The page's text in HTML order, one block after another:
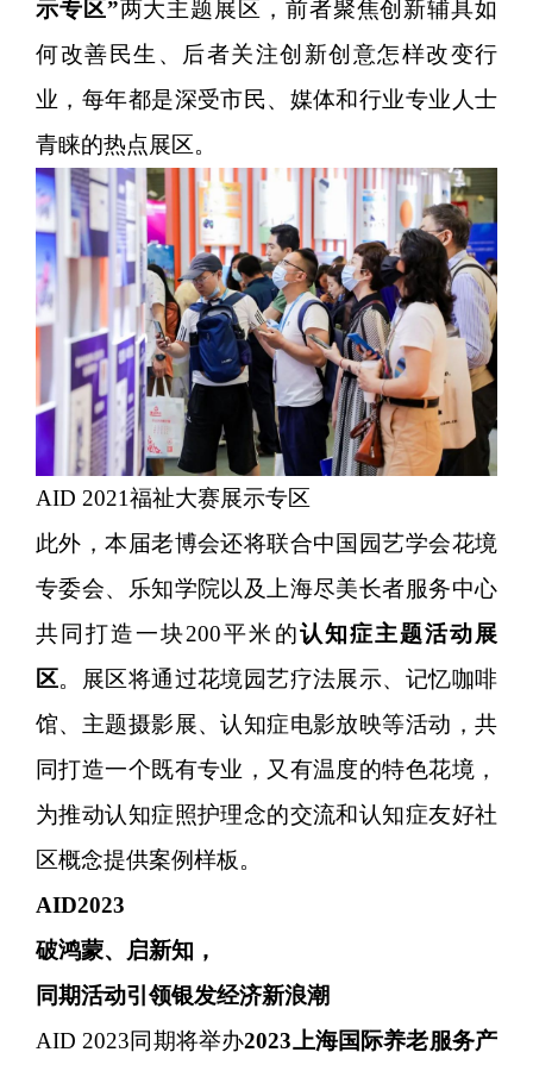
示专区”两大主题展区，前者聚焦创新辅具如
何改善民生、后者关注创新创意怎样改变行
业，每年都是深受市民、媒体和行业专业人士
青睐的热点展区。
AID 2021福祉大赛展示专区
此外，本届老博会还将联合中国园艺学会花境
专委会、乐知学院以及上海尽美长者服务中心
共同打造一块200平米的认知症主题活动展
区。展区将通过花境园艺疗法展示、记忆咖啡
馆、主题摄影展、认知症电影放映等活动，共
同打造一个既有专业，又有温度的特色花境，
为推动认知症照护理念的交流和认知症友好社
区概念提供案例样板。
AID2023
破鸿蒙、启新知，
同期活动引领银发经济新浪潮
AID 2023同期将举办2023上海国际养老服务产